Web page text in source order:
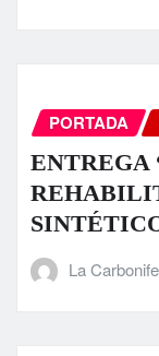
PORTADA
ENTREGA
La